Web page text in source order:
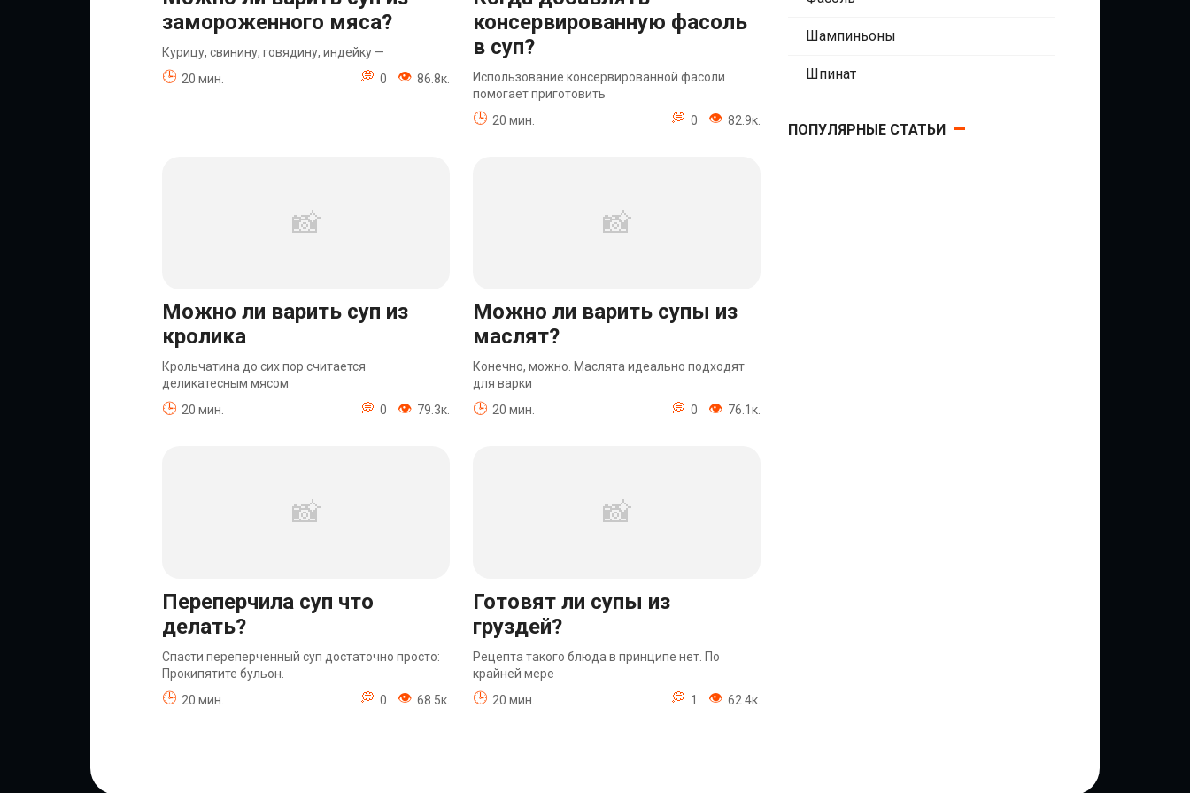
замороженного мяса?
Курицу, свинину, говядину, индейку —
20 мин.
0 86.8к.
консервированную фасоль
в суп?
Использование консервированной фасоли
помогает приготовить
20 мин.
0 82.9к.
Можно ли варить суп из
кролика
Крольчатина до сих пор считается
деликатесным мясом
20 мин.
0 79.3к.
Можно ли варить супы из
маслят?
Конечно, можно. Маслята идеально подходят
для варки
20 мин.
0 76.1к.
Переперчила суп что
делать?
Спасти переперченный суп достаточно просто:
Прокипятите бульон.
20 мин.
0 68.5к.
Готовят ли супы из
груздей?
Рецепта такого блюда в принципе нет. По
крайней мере
20 мин.
1 62.4к.
Шампиньоны
Шпинат
ПОПУЛЯРНЫЕ СТАТЬИ